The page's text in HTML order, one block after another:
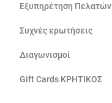
Εξυπηρέτηση Πελατών
Συχνές ερωτήσεις
Διαγωνισμοί
Gift Cards ΚΡΗΤΙΚΟΣ